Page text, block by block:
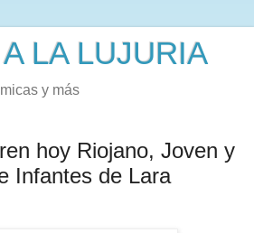
LA LUJURIA
y más
hoy Riojano, Joven y
Infantes de Lara